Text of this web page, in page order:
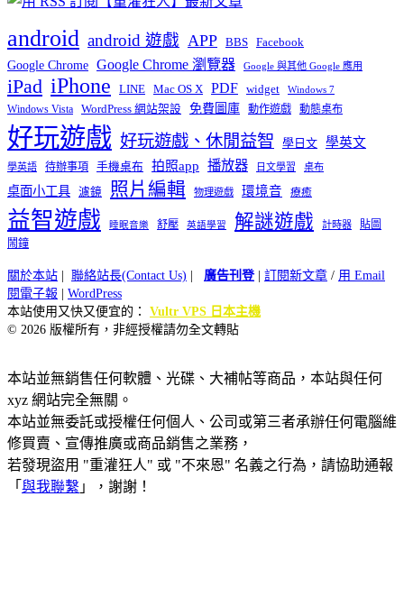
android android 遊戲 APP BBS Facebook
Google Chrome Google Chrome 瀏覽器 Google 與其他 Google 應用
iPad iPhone LINE Mac OS X PDF widget Windows 7
Windows Vista WordPress 網站架設 免費圖庫 動作遊戲 動態桌布
好玩遊戲 好玩遊戲、休閒益智 學日文 學英文
學英語 待辦事項 手機桌布 拍照app 播放器 日文學習 桌布
桌面小工具 濾鏡 照片編輯 物理遊戲 環境音 療癒
益智遊戲 睡眠音樂 舒壓 英語學習 解謎遊戲 計時器
貼圖
鬧鐘
關於本站 聯絡站長(Contact Us) 廣告刊登| 訂閱新文章 / 用 Email
閱電子報
WordPress
本站使用又快又便宜的： Vultr VPS 日本主機
© 2026 版權所有，非經授權請勿全文轉貼
本站並無銷售任何軟體、光碟、大補帖等商品，本站與任何
xyz 網站完全無關。
本站並無委託或授權任何個人、公司或第三者承辦任何電腦維
修買賣、宣傳推廣或商品銷售之業務，
若發現盜用 "重灌狂人" 或 "不來恩" 名義之行為，請協助通報
「 與我聯繫 」，謝謝！